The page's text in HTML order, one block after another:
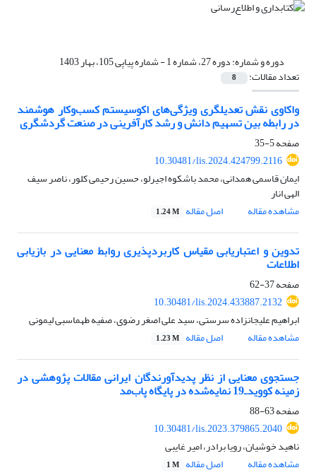
دوره و شماره:دوره 27، شماره 1 - شماره پیاپی 105، بهار 1403
تعداد مقالات: 8
واکاوی نقش تعدیلگری ویژگی‌های اکوسیستم کسب‌وکار هوشمند
در رابطه بین تسهیم دانش و رشد کارآفرینی در صنعت گردشگری
صفحه5-35
10.30481/lis.2024.424799.2116
ایمان قاسمی همدانی، محمد باشکوه اجیرلو، حسین رحیمی کلور، ناصر سیف
الهی انار
مشاهده مقاله
اصل مقاله 1.24 M
تدوین و اعتباریابی مقیاس کاربردپذیری روابط معنایی در بازیابی
اطلاعات
صفحه37-62
10.30481/lis.2024.433887.2132
ابراهیم علیجانزاده سرستی، سید علی اصغر رضوی، صفیه طهماسبی لیمونی
مشاهده مقاله
اصل مقاله 1.23 M
جستجوی معنایی از نظر پدیدآورندگان ایرانی مقالات پژوهشی در
زمینه کوویدـ19 نمایه‌شده در پایگاه پاب‌مد
صفحه63-88
10.30481/lis.2023.379865.2040
ناهید خوشیان، رویا برادر، امیر غایبی
مشاهده مقاله
اصل مقاله 1 M